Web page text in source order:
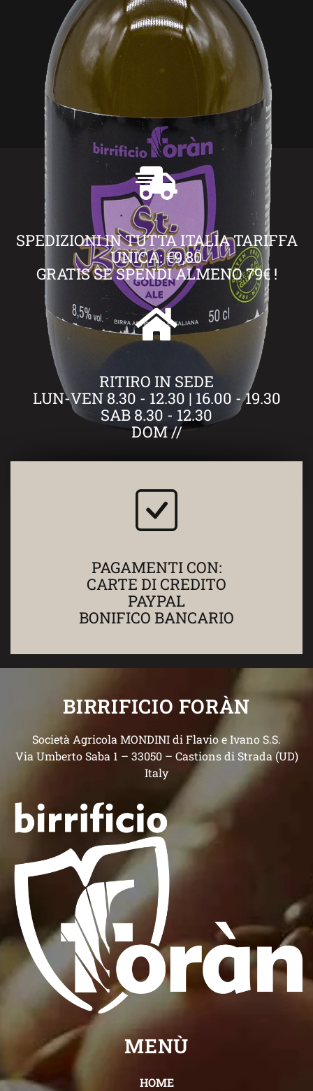
BIRRA ARTIGIANALE SANTA
BERNARDA
SPEDIZIONI IN TUTTA ITALIA TARIFFA
UNICA: €9,80
GRATIS SE SPENDI ALMENO 79€ !
RITIRO IN SEDE
LUN-VEN 8.30 - 12.30 | 16.00 - 19.30
SAB 8.30 - 12.30
DOM //
PAGAMENTI CON:
CARTE DI CREDITO
PAYPAL
BONIFICO BANCARIO
BIRRIFICIO FORÀN
Società Agricola MONDINI di Flavio e Ivano S.S.
Via Umberto Saba 1 – 33050 – Castions di Strada (UD)
Italy
MENÙ
HOME